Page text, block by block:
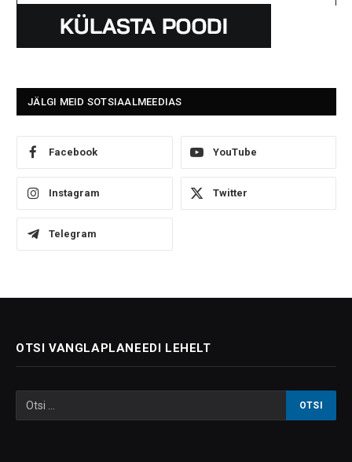
JÄLGI MEID SOTSIAALMEEDIAS
Facebook YouTube
Instagram Twitter
Telegram
OTSI VANGLAPLANEEDI LEHELT